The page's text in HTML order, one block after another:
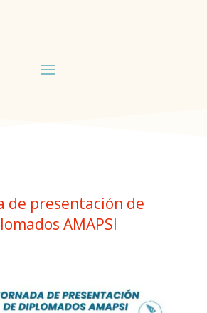
de presentación de
AMAPSI